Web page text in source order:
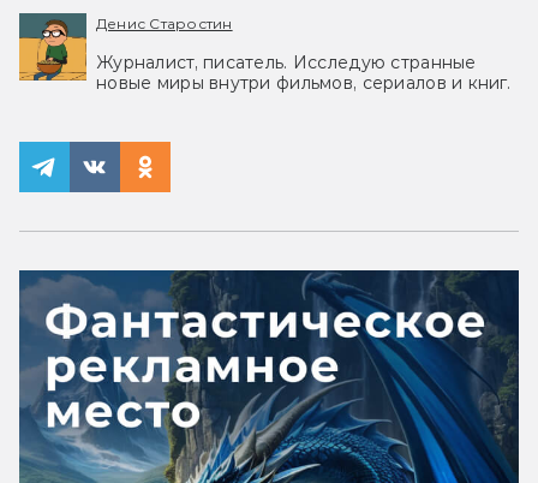
Денис Старостин
Журналист, писатель. Исследую странные
новые миры внутри фильмов, сериалов и книг.